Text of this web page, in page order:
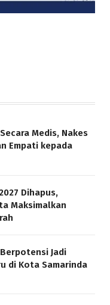
Medis, Nakes
Empati kepada
Dihapus,
Maksimalkan
Jadi
di Kota Samarinda